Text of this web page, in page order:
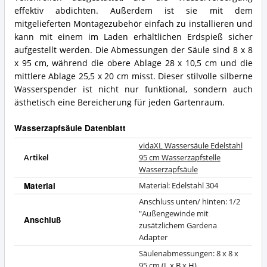
effektiv abdichten. Außerdem ist sie mit dem
mitgelieferten Montagezubehör einfach zu installieren und
kann mit einem im Laden erhältlichen Erdspieß sicher
aufgestellt werden. Die Abmessungen der Säule sind 8 x 8
x 95 cm, während die obere Ablage 28 x 10,5 cm und die
mittlere Ablage 25,5 x 20 cm misst. Dieser stilvolle silberne
Wasserspender ist nicht nur funktional, sondern auch
ästhetisch eine Bereicherung für jeden Gartenraum.
Wasserzapfsäule Datenblatt
Artikel
vidaXL Wassersäule Edelstahl
95 cm Wasserzapfstelle
Wasserzapfsäule
Material Material: Edelstahl 304
Anschluß
Anschluss unten/ hinten: 1/2
"Außengewinde mit
zusätzlichem Gardena
Adapter
Säulenabmessungen: 8 x 8 x